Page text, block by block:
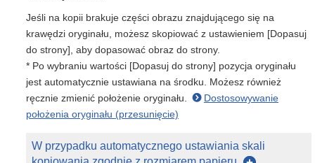
Jeśli na kopii brakuje części obrazu znajdującego się na
krawędzi oryginału, możesz skopiować z ustawieniem [Dopasuj
do strony], aby dopasować obraz do strony.
* Po wybraniu wartości [Dopasuj do strony] pozycja oryginału
jest automatycznie ustawiana na środku. Możesz również
ręcznie zmienić położenie oryginału.
Dostosowywanie
położenia oryginału (przesunięcie)
W przypadku automatycznego ustawiania skali